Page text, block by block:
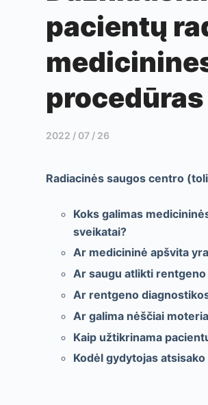
pacientų
procedūras
2022 / 07 / 26
Radiacinės saugos centro
Koks galimas
sveikatai?
Ar medicininė apšvita
Ar saugu atlikti
Ar rentgeno
Ar galima nėščiai
Kaip užtikrinama
Kodėl gydytojas